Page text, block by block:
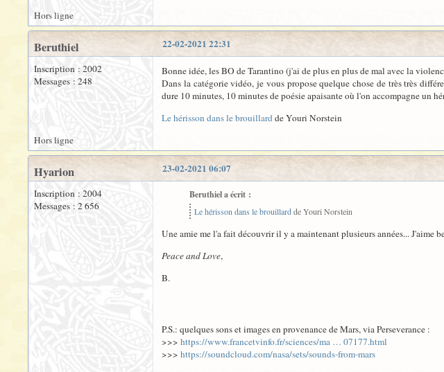
Hors ligne
22-02-2021 22:31
Beruthiel
Inscription : 2002
Messages : 248
Bonne idée, les BO de Tarantino (j'ai de plus en plus de mal avec la
Dans la catégorie vidéo, je vous propose quelque chose de très très
dure 10 minutes, 10 minutes de poésie apaisante où l'on accompagne un
Le hérisson dans le brouillardde Youri Norstein
Hors ligne
23-02-2021 06:07
Hyarion
Inscription : 2004
Messages : 2 656
Beruthiel a écrit :
Le hérisson dans le brouillardde Youri Norstein
Une amie me l'a fait découvrir il y a maintenant plusieurs années... J'aime
Peace and Love,
B.
P.S.: quelques sons et images en provenance de Mars, via Perseverance :
>>> https://www.francetvinfo.fr/sciences/ma … 07177.html
>>> https://soundcloud.com/nasa/sets/sounds-from-mars